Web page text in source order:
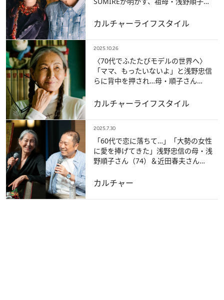
ことも…」
カルチャーライフスタイル
2025.10.26
〈70代でふたたびモデルの世界へ〉
「ママ、もったいないよ」と浅野忠信
らに背中を押され…母・順子さん
の夢」
カルチャーライフスタイル
2025.7.30
「60代で恋に落ちて…」「大勢の女性
に愛を捧げてきた」浅野忠信の母・浅
野順子さん（74）＆近田春夫さん
の恋」
カルチャー